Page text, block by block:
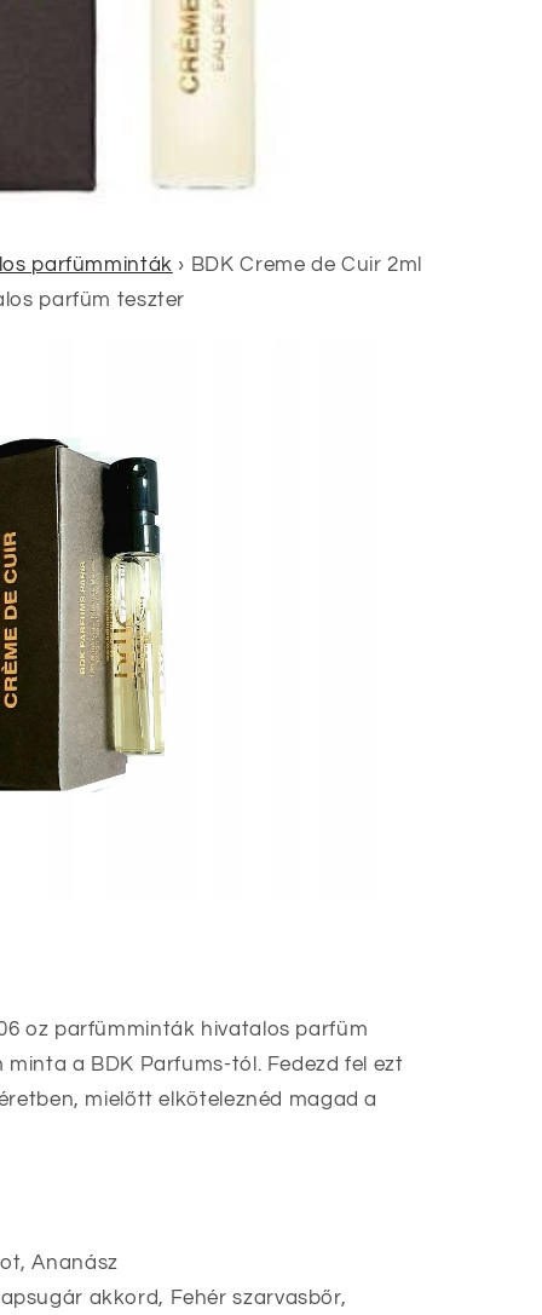
parfümminták › BDK Creme de Cuir 2ml
parfüm teszter
oz parfümminták hivatalos parfüm
a BDK Parfums-tól. Fedezd fel ezt
mielőtt elköteleznéd magad a
Ananász
akkord, Fehér szarvasbőr,